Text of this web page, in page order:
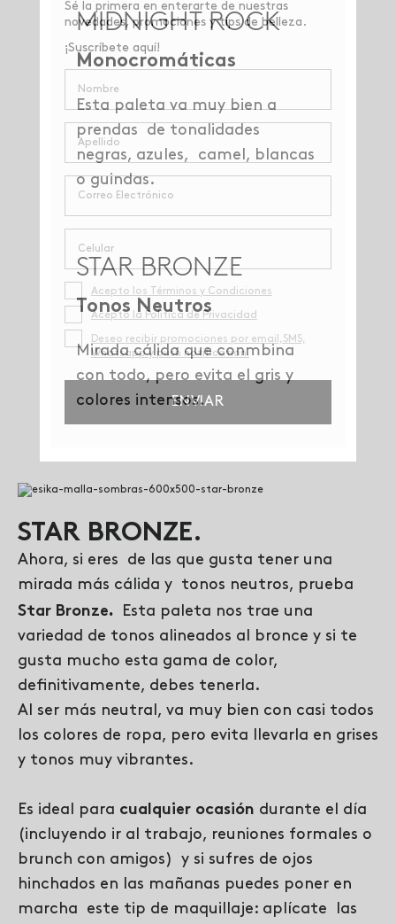
MIDNIGHT ROCK
Monocromáticas
Esta paleta va muy bien a
prendas de tonalidades
negras, azules, camel, blancas
o guindas.
STAR BRONZE
Tonos Neutros
Mirada cálida que conmbina
con todo, pero evita el gris y
colores intensos.
STAR BRONZE.
Ahora, si eres de las que gusta tener una
mirada más cálida y tonos neutros, prueba
Star Bronze. Esta paleta nos trae una
variedad de tonos alineados al bronce y si te
gusta mucho esta gama de color,
definitivamente, debes tenerla.
Al ser más neutral, va muy bien con casi todos
los colores de ropa, pero evita llevarla en grises
y tonos muy vibrantes.
Es ideal para cualquier ocasión durante el día
(incluyendo ir al trabajo, reuniones formales o
brunch con amigos) y si sufres de ojos
hinchados en las mañanas puedes poner en
marcha este tip de maquillaje: aplícate las